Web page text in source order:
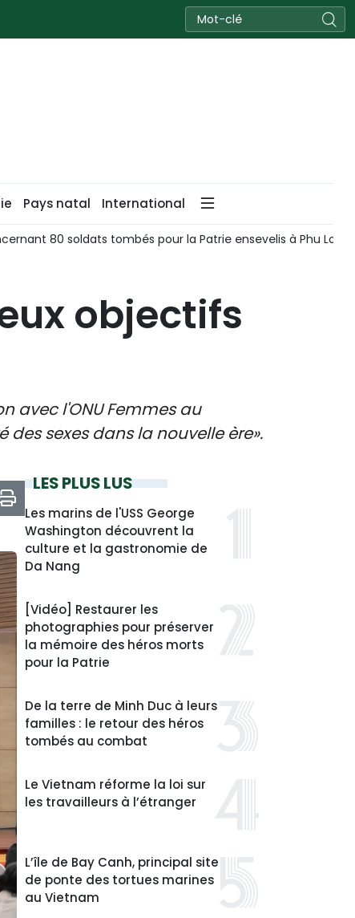
Pays natal International
80 soldats tombés pour la Patrie ensevelis à Phu Loc
objectifs
avec l'ONU Femmes au
sexes dans la nouvelle ère».
LES PLUS LUS
Les marins de l'USS George
Washington découvrent la
culture et la gastronomie de
Da Nang
[Vidéo] Restaurer les
photographies pour préserver
la mémoire des héros morts
pour la Patrie
De la terre de Minh Duc à leurs
familles : le retour des héros
tombés au combat
Le Vietnam réforme la loi sur
les travailleurs à l’étranger
L’île de Bay Canh, principal site
de ponte des tortues marines
au Vietnam